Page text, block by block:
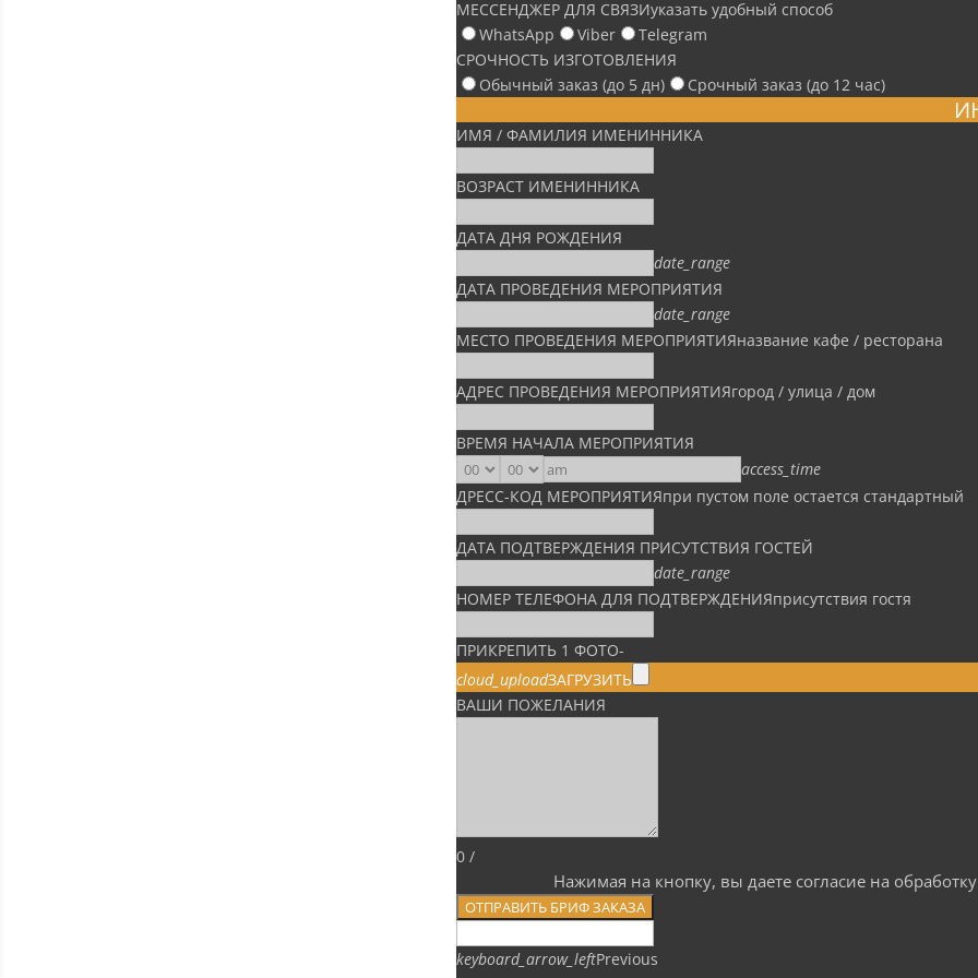
МЕССЕНДЖЕР ДЛЯ СВЯЗИуказать удобный способ
WhatsApp
Viber
Telegram
СРОЧНОСТЬ ИЗГОТОВЛЕНИЯ
Обычный заказ (до 5 дн)
Срочный заказ (до 12 час)
ИМЯ / ФАМИЛИЯ ИМЕНИННИКА
ВОЗРАСТ ИМЕНИННИКА
ДАТА ДНЯ РОЖДЕНИЯ
date_range
ДАТА ПРОВЕДЕНИЯ МЕРОПРИЯТИЯ
date_range
МЕСТО ПРОВЕДЕНИЯ МЕРОПРИЯТИЯназвание кафе / ресторана
АДРЕС ПРОВЕДЕНИЯ МЕРОПРИЯТИЯгород / улица / дом
ВРЕМЯ НАЧАЛА МЕРОПРИЯТИЯ
access_time
ДРЕСС-КОД МЕРОПРИЯТИЯпри пустом поле остается стандартный
ДАТА ПОДТВЕРЖДЕНИЯ ПРИСУТСТВИЯ ГОСТЕЙ
date_range
НОМЕР ТЕЛЕФОНА ДЛЯ ПОДТВЕРЖДЕНИЯприсутствия гостя
ПРИКРЕПИТЬ 1 ФОТО-
cloud_uploadЗАГРУЗИТЬ
ВАШИ ПОЖЕЛАНИЯ
0/
Нажимая на кнопку, вы даете согласие на
ОТПРАВИТЬ БРИФ ЗАКАЗА
keyboard_arrow_leftPrevious